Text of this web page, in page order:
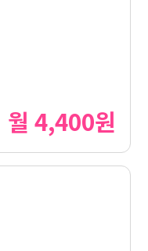
월 4,400원